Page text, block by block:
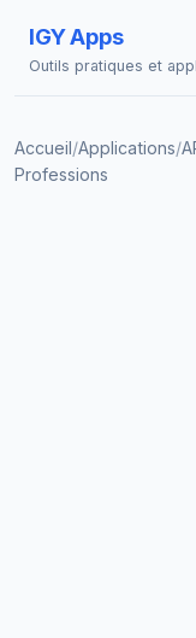
IGY Apps
Outils pratiques et
Accueil/Applications/
Professions
Assistant IGY